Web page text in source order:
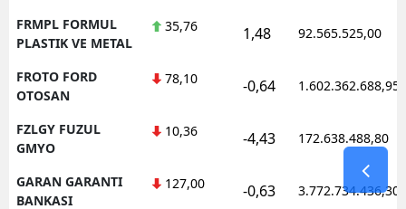
FRMPL FORMUL
PLASTIK VE METAL
35,76 1,48 92.565.525,00
FROTO FORD
OTOSAN
78,10 -0,64 1.602.362.688,95
FZLGY FUZUL
GMYO
10,36 -4,43 172.638.488,80
GARAN GARANTI
BANKASI
127,00 -0,63 3.772.734.436,30